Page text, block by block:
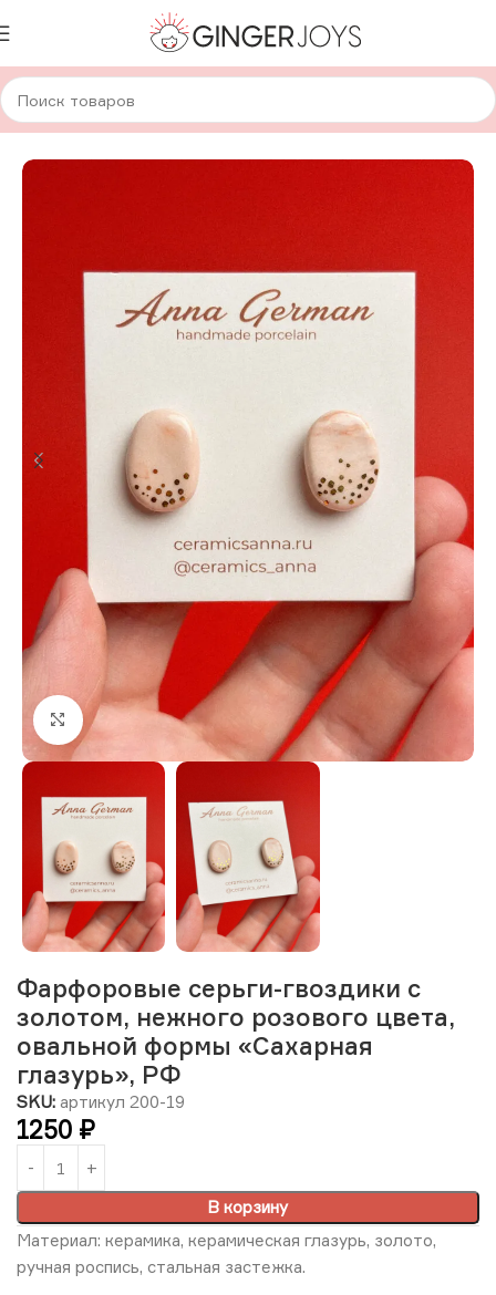
Главная Украшения Серьги Керамические серьги
Нажмите, чтобы увеличить изображение
Фарфоровые серьги-гвоздики с
золотом, нежного розового цвета,
овальной формы «Сахарная
глазурь», РФ
SKU: артикул 200-19
1250 ₽
В корзину
Материал: керамика, керамическая глазурь, золото,
ручная роспись, стальная застежка.